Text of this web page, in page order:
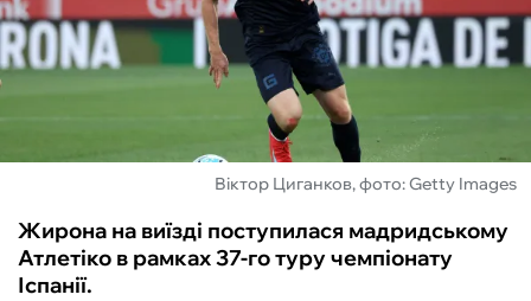
ФУТЗАЛ
Віктор Циганков, фото: Getty Images
Жирона на виїзді поступилася мадридському
Атлетіко в рамках 37-го туру чемпіонату
Іспанії.